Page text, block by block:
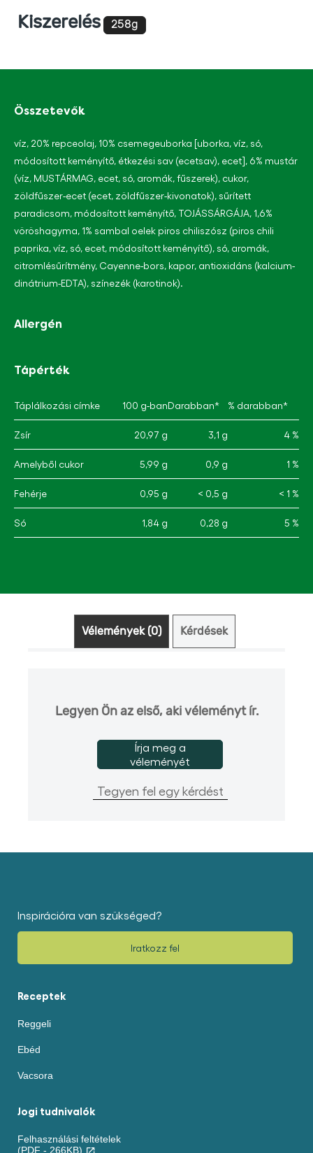
Kiszerelés 258g
Összetevők
víz, 20% repceolaj, 10% csemegeuborka [uborka, víz, só,
módosított keményítő, étkezési sav (ecetsav), ecet], 6% mustár
(víz, MUSTÁRMAG, ecet, só, aromák, fűszerek), cukor,
zöldfűszer-ecet (ecet, zöldfűszer-kivonatok), sűrített
paradicsom, módosított keményítő, TOJÁSSÁRGÁJA, 1,6%
vöröshagyma, 1% sambal oelek piros chiliszósz (piros chili
paprika, víz, só, ecet, módosított keményítő), só, aromák,
citromlésűrítmény, Cayenne-bors, kapor, antioxidáns (kalcium-
dinátrium-EDTA), színezék (karotinok).
Allergén
Tápérték
Táplálkozási címke 100 g-banDarabban* % darabban*
Zsír 20,97 g 3,1 g 4 %
Amelyből cukor 5,99 g 0,9 g 1 %
Fehérje 0,95 g < 0,5 g < 1 %
Só 1,84 g 0,28 g 5 %
Vélemények (0) Kérdések
Legyen Ön az első, aki véleményt ír.
Írja meg a
véleményét
Tegyen fel egy kérdést
Inspirációra van szükséged?
Iratkozz fel
Receptek
Reggeli
Ebéd
Vacsora
Jogi tudnivalók
Felhasználási feltételek
(PDF - 266KB)